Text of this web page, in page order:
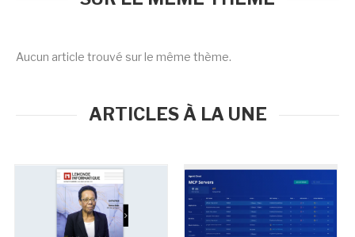
Aucun article trouvé sur le même thème.
ARTICLES À LA UNE